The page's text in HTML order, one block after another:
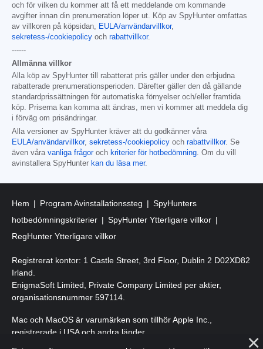
och för vilken du kommer att få ett meddelande om kommande
avgifter innan din prenumeration löper ut. Köp av SpyHunter omfattas
av villkoren på köpsidan, EULA/användarvillkor,
sekretess-/cookiepolicy och rabattvillkor.
------
Allmänna villkor
Alla köp av SpyHunter till rabatterat pris gäller under den erbjudna
rabatterade prenumerationsperioden. Därefter gäller den då gällande
standardprissättningen för automatiska förnyelser och/eller framtida
köp. Priserna kan komma att ändras, men vi kommer att meddela dig
i förväg om prisändringar.
Alla versioner av SpyHunter kräver att du godkänner våra
EULA/användarvillkor, sekretess-/cookiepolicy och rabattvillkor. Se
även våra vanliga frågoroch kriterier för hotbedömning. Om du vill
avinstallera SpyHunter kan du läsa mer.
Hem Program Avinstallationssteg
SpyHunters
hotbedömningskriterier
SpyHunter Ytterligare villkor
RegHunter Ytterligare villkor
Registrerat kontor: 1 Castle Street, 3rd Floor, Dublin 2 D02XD82
Irland.
EnigmaSoft Limited, Private Company Limited per aktier,
organisationsnummer 597114.
Mac och MacOS är varumärken som tillhör Apple Inc.,
registrerade i USA och andra länder.